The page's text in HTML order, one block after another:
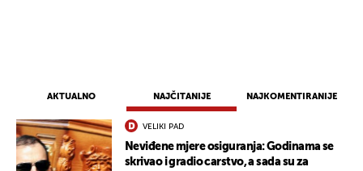
AKTUALNO NAJČITANIJE NAJKOMENTIRANIJE
VELIKI PAD
Neviđene mjere osiguranja: Godinama se
skrivao i gradio carstvo, a sada su za
UKLJUČITE NOTIFIKACIJE